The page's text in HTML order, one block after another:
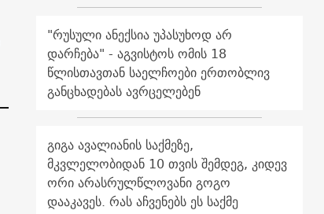
"რუსული ანექსია უპასუხოდ არ
დარჩება" - აგვისტოს ომის 18
წლისთავთან საელჩოები ერთობლივ
განცხადებას ავრცელებენ
გიგა ავალიანის საქმეზე,
მკვლელობიდან 10 თვის შემდეგ, კიდევ
ორი არასრულწლოვანი გოგო
დააკავეს. რას აჩვენებს ეს საქმე